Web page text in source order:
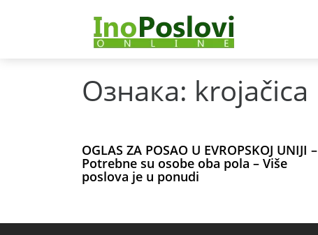
Ознака: krojačica
OGLAS ZA POSAO U EVROPSKOJ UNIJI –
Potrebne su osobe oba pola – Više
poslova je u ponudi